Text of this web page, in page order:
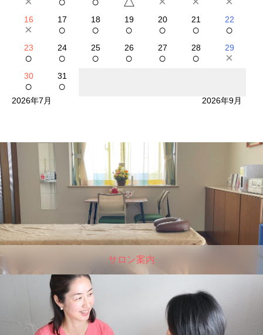
16
×
17
○
18
○
19
○
20
○
21
○
22
○
23
○
24
○
25
○
26
○
27
○
28
○
29
×
30
○
31
○
2026年7月 2026年9月
サロン案内